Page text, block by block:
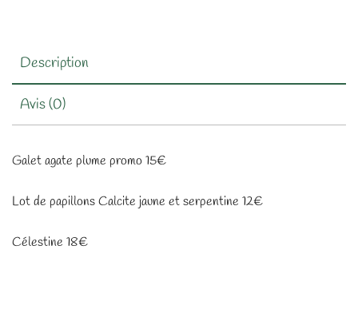
Description
Avis (0)
Galet agate plume promo 15€
Lot de papillons Calcite jaune et serpentine 12€
Célestine 18€